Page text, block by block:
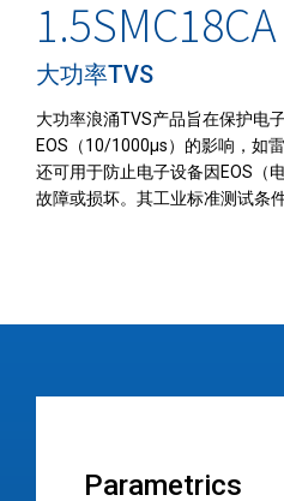
1.5SMC18CA
大功率TVS
大功率浪涌TVS产品旨在保护电
EOS（10/1000µs）的影响，如
还可用于防止电子设备因EOS（
故障或损坏。其工业标准测试条
Parametrics